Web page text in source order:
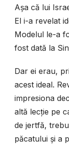
Așa că lui
El i-a revelat
Modelul le-a
fost dată la
Dar ei erau,
acest ideal.
impresiona
altă lecție pe
de jertfă,
păcatului și a